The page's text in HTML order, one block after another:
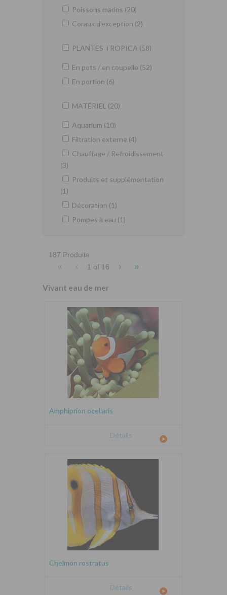
Poissons marins (20)
Coraux d'exception (2)
PLANTES TROPICA (58)
En pots / en coupelle (52)
En portion (6)
MATÉRIEL (20)
Aquarium (10)
Filtration externe (4)
Chauffage / Refroidissement
(3)
Produits et supplémentation
(1)
Décoration (1)
Pompes à eau (1)
187 Produits
« ‹ 1 of 16 › »
Vivant eau de mer
Amphiprion ocellaris
Détails
Chelmon rostratus
Détails